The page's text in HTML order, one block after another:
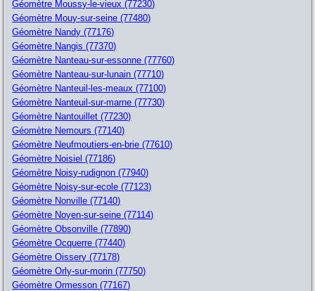
Géomètre Moussy-le-vieux (77230)
Géomètre Mouy-sur-seine (77480)
Géomètre Nandy (77176)
Géomètre Nangis (77370)
Géomètre Nanteau-sur-essonne (77760)
Géomètre Nanteau-sur-lunain (77710)
Géomètre Nanteuil-les-meaux (77100)
Géomètre Nanteuil-sur-marne (77730)
Géomètre Nantouillet (77230)
Géomètre Nemours (77140)
Géomètre Neufmoutiers-en-brie (77610)
Géomètre Noisiel (77186)
Géomètre Noisy-rudignon (77940)
Géomètre Noisy-sur-ecole (77123)
Géomètre Nonville (77140)
Géomètre Noyen-sur-seine (77114)
Géomètre Obsonville (77890)
Géomètre Ocquerre (77440)
Géomètre Oissery (77178)
Géomètre Orly-sur-morin (77750)
Géomètre Ormesson (77167)